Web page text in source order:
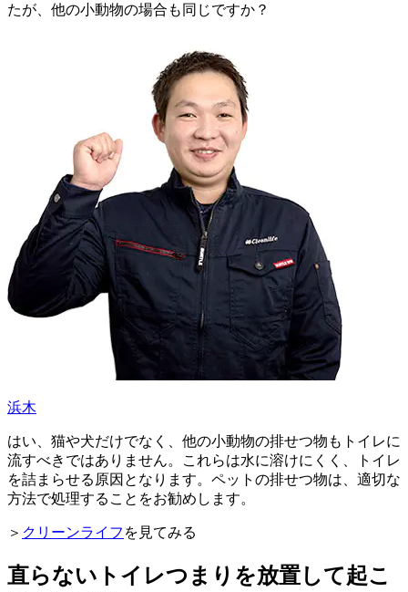
たが、他の小動物の場合も同じですか？
浜木
はい、猫や犬だけでなく、他の小動物の排せつ物もトイレに
流すべきではありません。これらは水に溶けにくく、トイレ
を詰まらせる原因となります。ペットの排せつ物は、適切な
方法で処理することをお勧めします。
＞ クリーンライフ を見てみる
直らないトイレつまりを放置して起こ